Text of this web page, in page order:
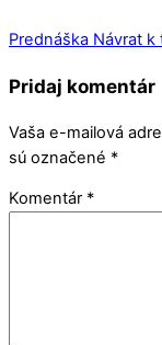
Prednáška Návrat k
Pridaj komentár
Vaša e-mailová
sú označené *
Komentár *